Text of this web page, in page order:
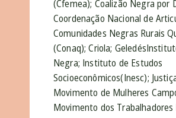
(Cfemea); Coalizão Negra por
Coordenação Nacional de
Comunidades Negras Rurais
(Conaq); Criola;
Negra; Instituto de Estudos
Socioeconômicos(Inesc);
Movimento de Mulheres
Movimento dos Trabalhadores